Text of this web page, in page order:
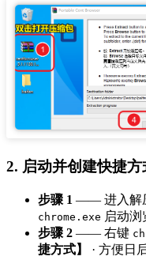
2. 启动并创建快捷方
步骤 1 —— 进入解
chrome.exe 启动浏
步骤 2 —— 右键
捷方式】
· 方便日